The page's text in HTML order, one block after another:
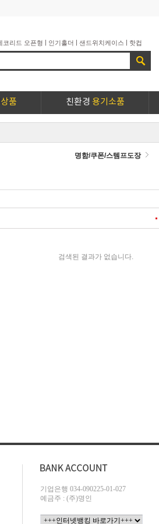
코리드 오픈형 | 인기홀더 | 샌드위치케이스 | 핫컵
품 친환경 용기소품
명함/쿠폰/스템프도장
검색된 결과가 없습니다.
기업은행 034-090225-01-027
예금주 : (주)명인